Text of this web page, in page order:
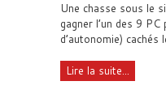
Une chasse sous le
gagner l’un des 9
d’autonomie)
Lire la suite...